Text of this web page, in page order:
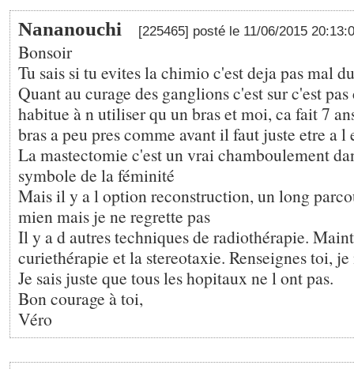
Nananouchi [225465] posté le 11/06/2015
Bonsoir
Tu sais si tu evites la chimio c'est deja pas mal
Quant au curage des ganglions c'est sur c'est
habitue à n utiliser qu un bras et moi, ca fait 7
bras a peu pres comme avant il faut juste etre a l
La mastectomie c'est un vrai chamboulement
symbole de la féminité
Mais il y a l option reconstruction, un long
mien mais je ne regrette pas
Il y a d autres techniques de radiothérapie.
curiethérapie et la stereotaxie. Renseignes toi, je
Je sais juste que tous les hopitaux ne l ont pas.
Bon courage à toi,
Véro